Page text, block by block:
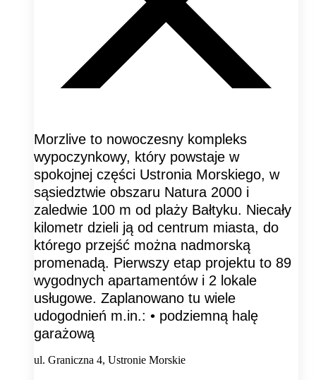
Morzlive to nowoczesny kompleks
wypoczynkowy, który powstaje w
spokojnej części Ustronia Morskiego, w
sąsiedztwie obszaru Natura 2000 i
zaledwie 100 m od plaży Bałtyku. Niecały
kilometr dzieli ją od centrum miasta, do
którego przejść można nadmorską
promenadą. Pierwszy etap projektu to 89
wygodnych apartamentów i 2 lokale
usługowe. Zaplanowano tu wiele
udogodnień m.in.: • podziemną halę
garażową
ul. Graniczna 4, Ustronie Morskie